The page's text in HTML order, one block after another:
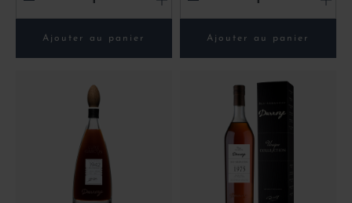
Ajouter au panier Ajouter au panier